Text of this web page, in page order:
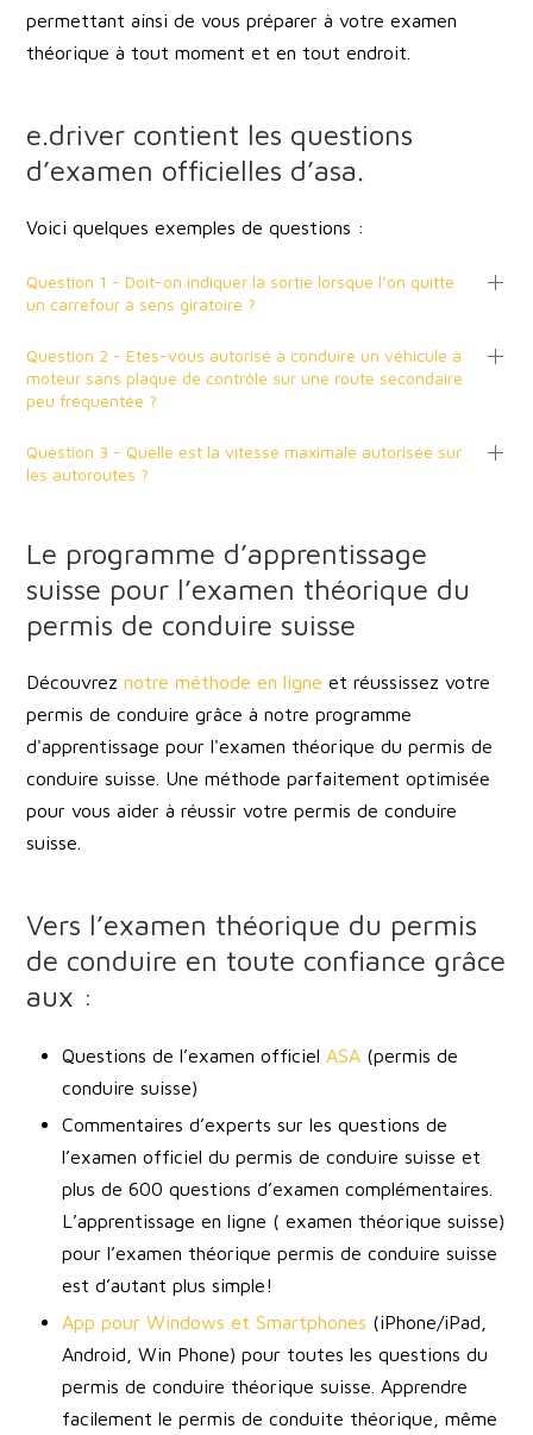
permettant ainsi de vous préparer à votre examen
théorique à tout moment et en tout endroit.
e.driver contient les questions
d’examen officielles d’asa.
Voici quelques exemples de questions :
Question 1 - Doit-on indiquer la sortie lorsque l’on quitte
un carrefour à sens giratoire ?
Question 2 - Etes-vous autorisé à conduire un véhicule à
moteur sans plaque de contrôle sur une route secondaire
peu fréquentée ?
Question 3 - Quelle est la vitesse maximale autorisée sur
les autoroutes ?
Le programme d’apprentissage
suisse pour l’examen théorique du
permis de conduire suisse
Découvrez notre méthode en ligne et réussissez votre
permis de conduire grâce à notre programme
d'apprentissage pour l'examen théorique du permis de
conduire suisse. Une méthode parfaitement optimisée
pour vous aider à réussir votre permis de conduire
suisse.
Vers l’examen théorique du permis
de conduire en toute confiance grâce
aux :
Questions de l’examen officiel ASA (permis de
conduire suisse)
Commentaires d’experts sur les questions de
l’examen officiel du permis de conduire suisse et
plus de 600 questions d’examen complémentaires.
L’apprentissage en ligne ( examen théorique suisse)
pour l’examen théorique permis de conduire suisse
est d’autant plus simple!
App pour Windows et Smartphones (iPhone/iPad,
Android, Win Phone) pour toutes les questions du
permis de conduire théorique suisse. Apprendre
facilement le permis de conduite théorique, même